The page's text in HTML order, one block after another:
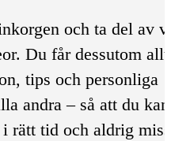
och ta del av
Du får dessutom
tips och personliga
andra – så att du kan
rätt tid och aldrig